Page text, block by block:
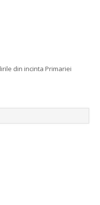
din incinta Primariei